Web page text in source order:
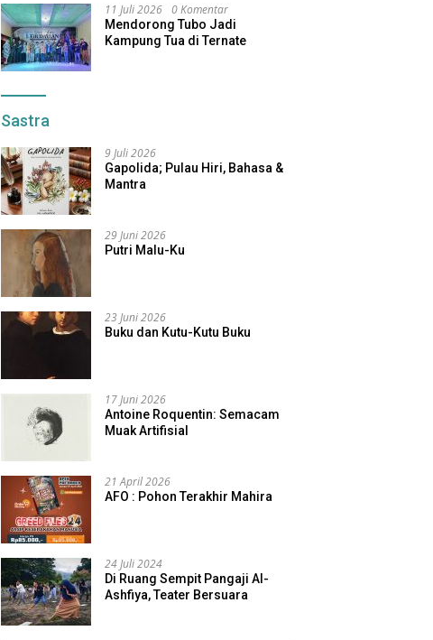
11 Juli 2026 0 Komentar
Mendorong Tubo Jadi
Kampung Tua di Ternate
Sastra
9 Juli 2026
Gapolida; Pulau Hiri, Bahasa &
Mantra
29 Juni 2026
Putri Malu-Ku
23 Juni 2026
Buku dan Kutu-Kutu Buku
17 Juni 2026
Antoine Roquentin: Semacam
Muak Artifisial
21 April 2026
AFO : Pohon Terakhir Mahira
24 Juli 2024
Di Ruang Sempit Pangaji Al-
Ashfiya, Teater Bersuara